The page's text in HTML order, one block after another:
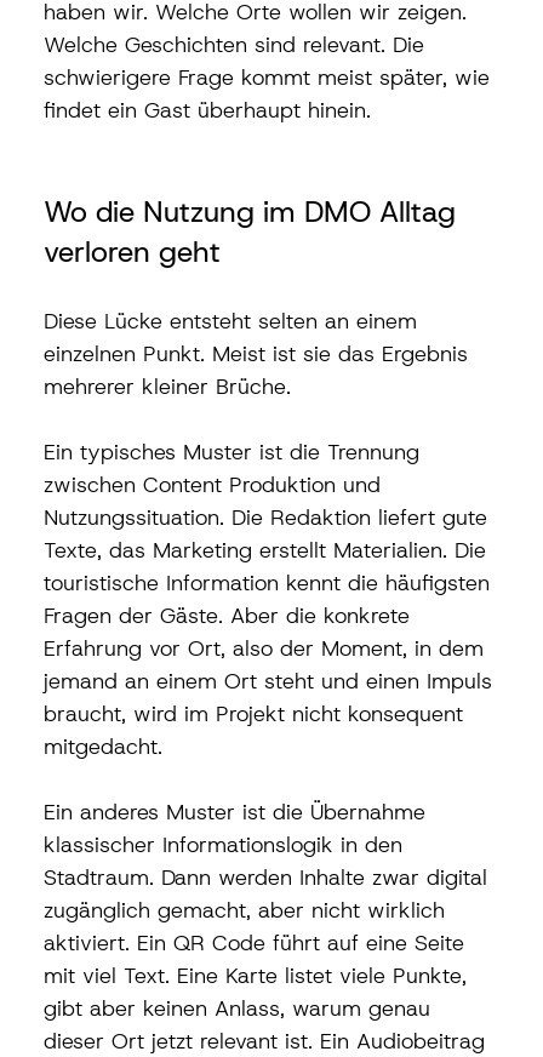
haben wir. Welche Orte wollen wir zeigen.
Welche Geschichten sind relevant. Die
schwierigere Frage kommt meist später, wie
findet ein Gast überhaupt hinein.
Wo die Nutzung im DMO Alltag
verloren geht
Diese Lücke entsteht selten an einem
einzelnen Punkt. Meist ist sie das Ergebnis
mehrerer kleiner Brüche.
Ein typisches Muster ist die Trennung
zwischen Content Produktion und
Nutzungssituation. Die Redaktion liefert gute
Texte, das Marketing erstellt Materialien. Die
touristische Information kennt die häufigsten
Fragen der Gäste. Aber die konkrete
Erfahrung vor Ort, also der Moment, in dem
jemand an einem Ort steht und einen Impuls
braucht, wird im Projekt nicht konsequent
mitgedacht.
Ein anderes Muster ist die Übernahme
klassischer Informationslogik in den
Stadtraum. Dann werden Inhalte zwar digital
zugänglich gemacht, aber nicht wirklich
aktiviert. Ein QR Code führt auf eine Seite
mit viel Text. Eine Karte listet viele Punkte,
gibt aber keinen Anlass, warum genau
dieser Ort jetzt relevant ist. Ein Audiobeitrag